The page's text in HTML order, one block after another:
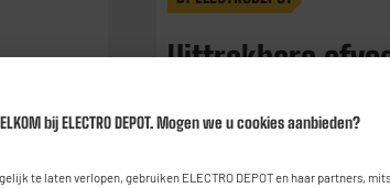
Uittrekbare
126
paginalink.
3
bij ELECTRO DEPOT. Mogen we u cookies aanbieden?
te laten verlopen, gebruiken ELECTRO DEPOT en haar partners,